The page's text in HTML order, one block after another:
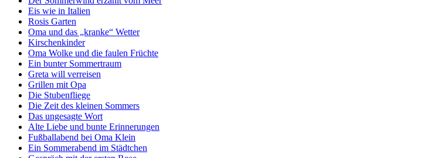
Eis wie in Italien
Rosis Garten
Oma und das „kranke“ Wetter
Kirschenkinder
Oma Wolke und die faulen Früchte
Ein bunter Sommertraum
Greta will verreisen
Grillen mit Opa
Die Stubenfliege
Die Zeit des kleinen Sommers
Das ungesagte Wort
Alte Liebe und bunte Erinnerungen
Fußballabend bei Oma Klein
Ein Sommerabend im Städtchen